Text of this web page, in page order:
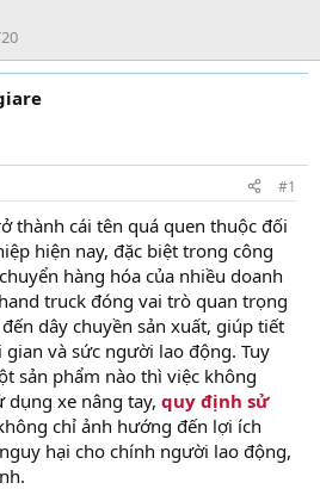
#1
thành cái tên quá quen thuộc đối
hiện nay, đặc biệt trong công
hàng hóa của nhiều doanh
truck đóng vai trò quan trọng
dây chuyền sản xuất, giúp tiết
và sức người lao động. Tuy
sản phẩm nào thì việc không
dụng xe nâng tay, quy định sử
chỉ ảnh hướng đến lợi ích
hại cho chính người lao động,